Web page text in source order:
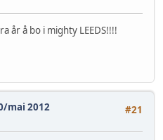
år å bo i mighty LEEDS!!!!
#21
mai 2012